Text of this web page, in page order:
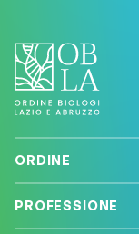
ORDINE
PROFESSIONE